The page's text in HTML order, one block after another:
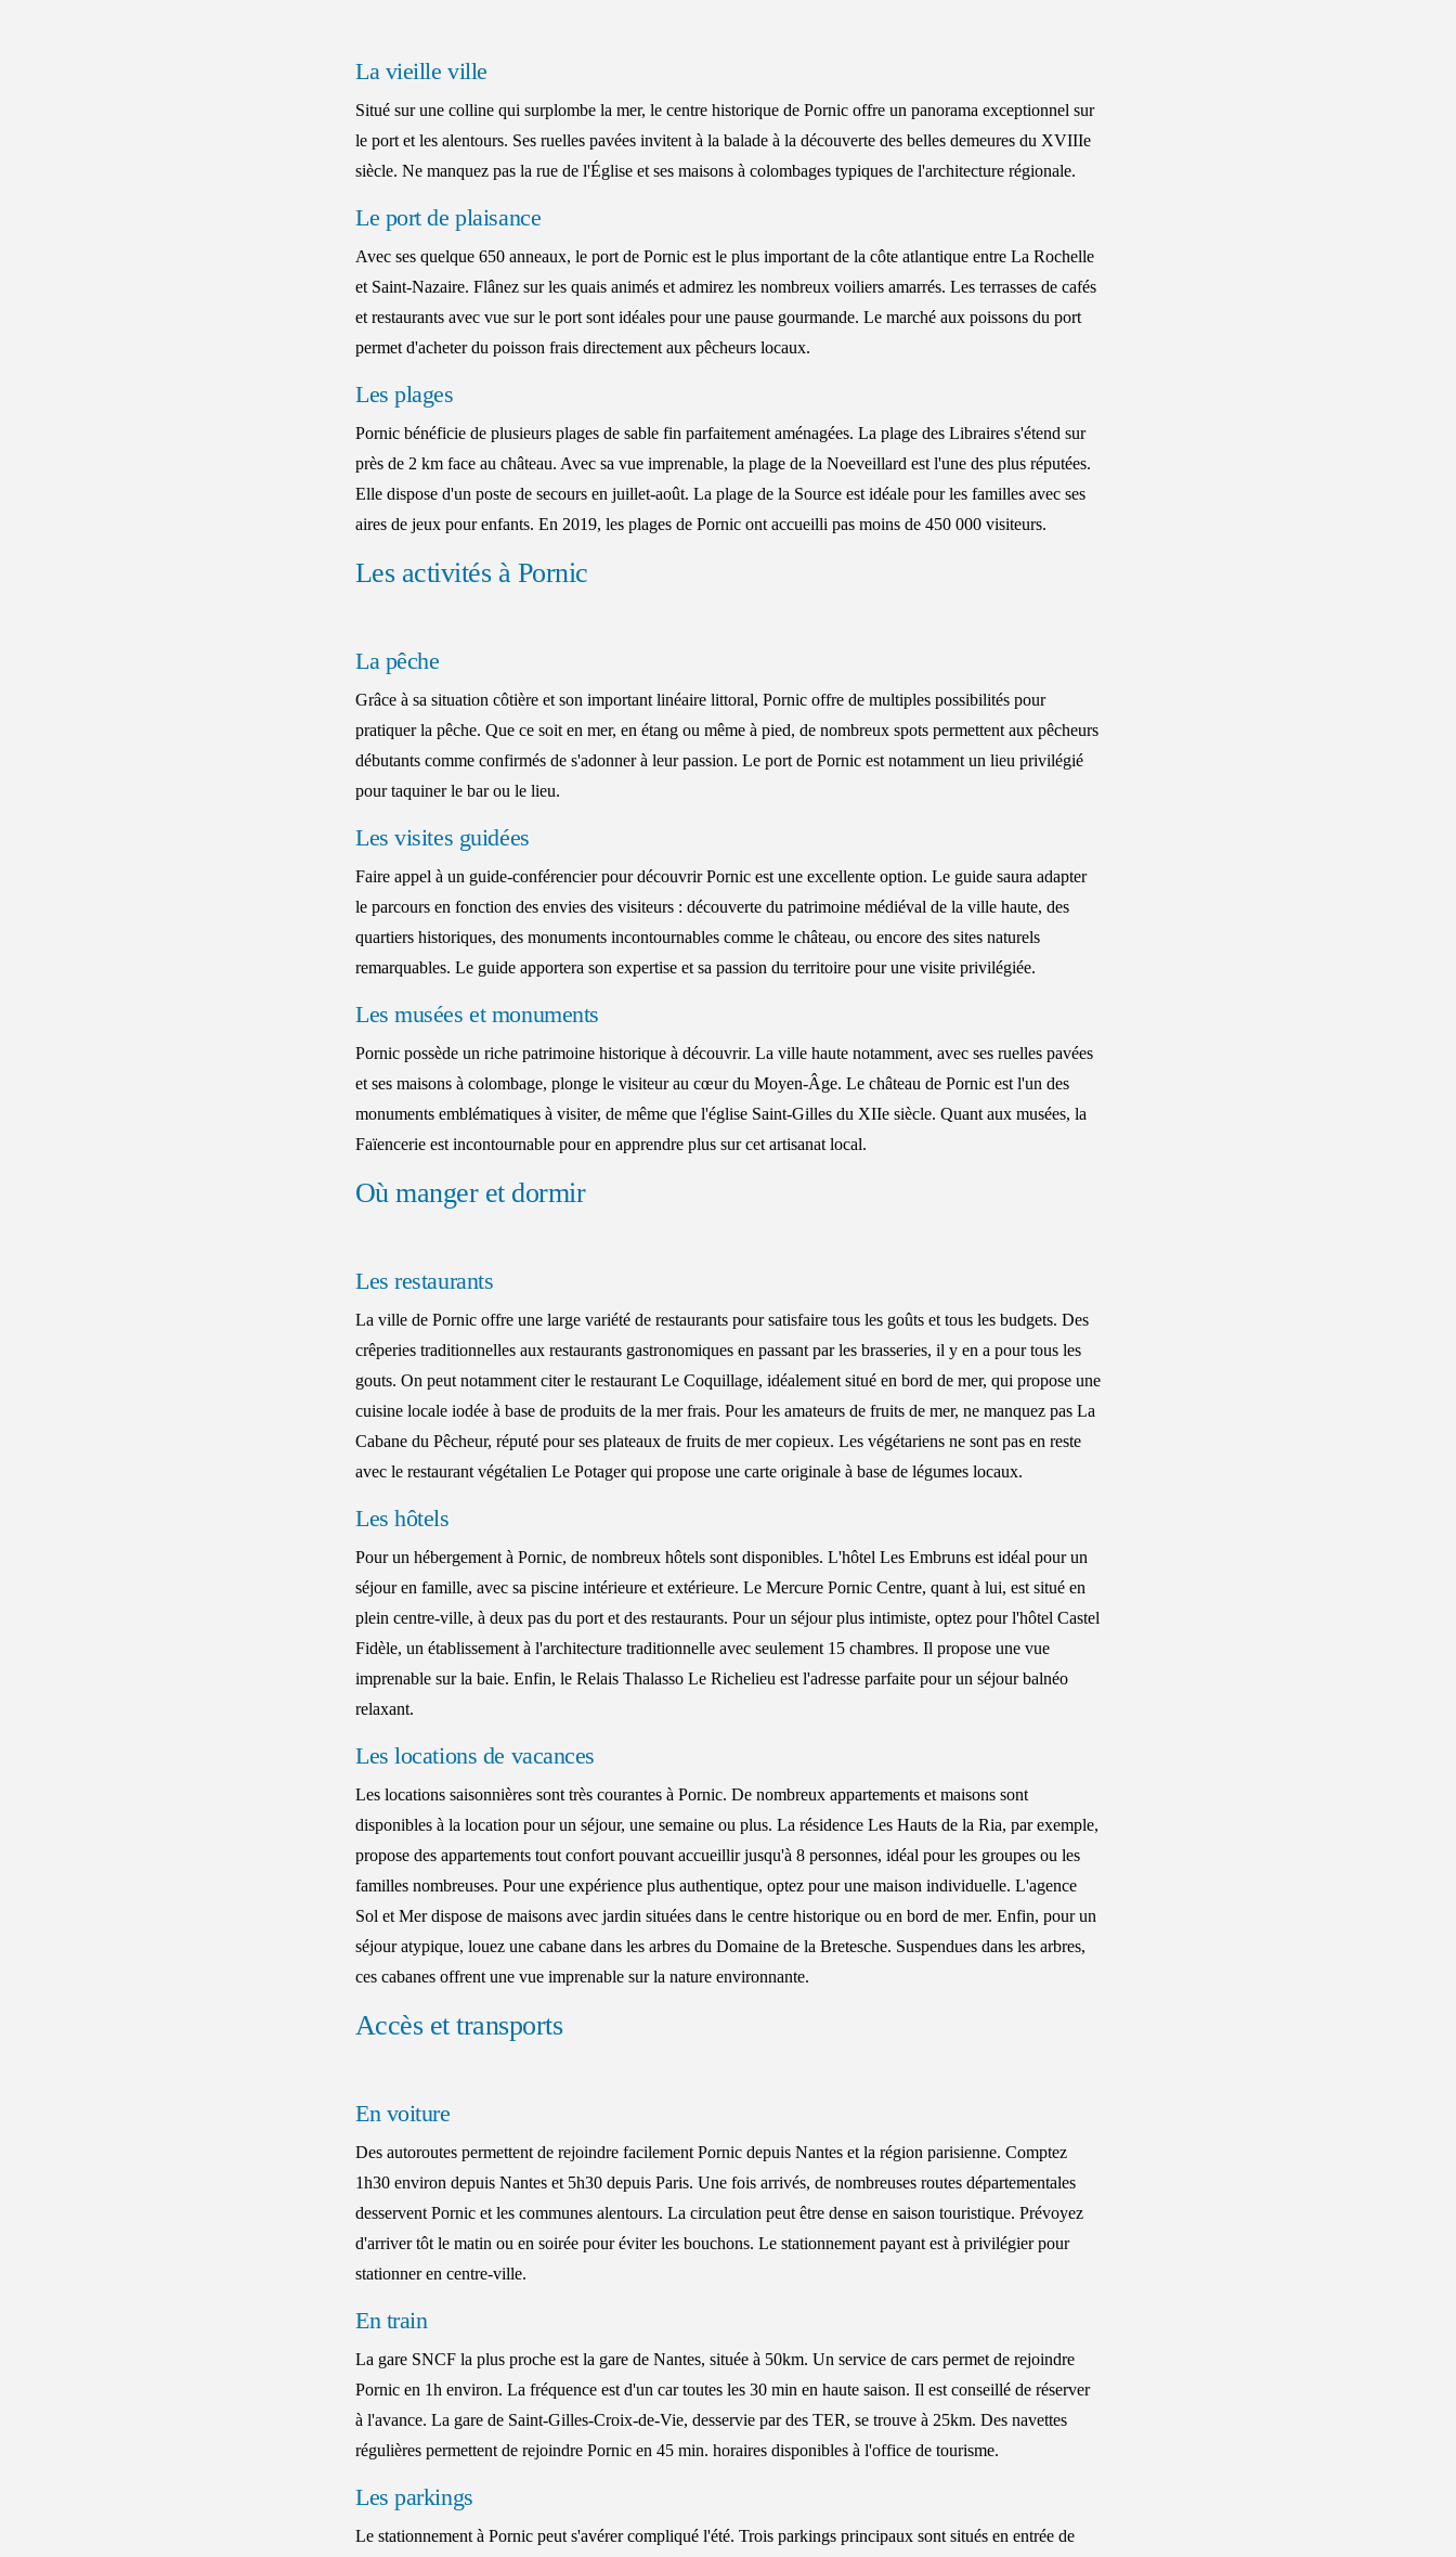
La vieille ville
Situé sur une colline qui surplombe la mer, le centre historique de Pornic offre un panorama exceptionnel sur
le port et les alentours. Ses ruelles pavées invitent à la balade à la découverte des belles demeures du XVIIIe
siècle. Ne manquez pas la rue de l'Église et ses maisons à colombages typiques de l'architecture régionale.
Le port de plaisance
Avec ses quelque 650 anneaux, le port de Pornic est le plus important de la côte atlantique entre La Rochelle
et Saint-Nazaire. Flânez sur les quais animés et admirez les nombreux voiliers amarrés. Les terrasses de cafés
et restaurants avec vue sur le port sont idéales pour une pause gourmande. Le marché aux poissons du port
permet d'acheter du poisson frais directement aux pêcheurs locaux.
Les plages
Pornic bénéficie de plusieurs plages de sable fin parfaitement aménagées. La plage des Libraires s'étend sur
près de 2 km face au château. Avec sa vue imprenable, la plage de la Noeveillard est l'une des plus réputées.
Elle dispose d'un poste de secours en juillet-août. La plage de la Source est idéale pour les familles avec ses
aires de jeux pour enfants. En 2019, les plages de Pornic ont accueilli pas moins de 450 000 visiteurs.
Les activités à Pornic
La pêche
Grâce à sa situation côtière et son important linéaire littoral, Pornic offre de multiples possibilités pour
pratiquer la pêche. Que ce soit en mer, en étang ou même à pied, de nombreux spots permettent aux pêcheurs
débutants comme confirmés de s'adonner à leur passion. Le port de Pornic est notamment un lieu privilégié
pour taquiner le bar ou le lieu.
Les visites guidées
Faire appel à un guide-conférencier pour découvrir Pornic est une excellente option. Le guide saura adapter
le parcours en fonction des envies des visiteurs : découverte du patrimoine médiéval de la ville haute, des
quartiers historiques, des monuments incontournables comme le château, ou encore des sites naturels
remarquables. Le guide apportera son expertise et sa passion du territoire pour une visite privilégiée.
Les musées et monuments
Pornic possède un riche patrimoine historique à découvrir. La ville haute notamment, avec ses ruelles pavées
et ses maisons à colombage, plonge le visiteur au cœur du Moyen-Âge. Le château de Pornic est l'un des
monuments emblématiques à visiter, de même que l'église Saint-Gilles du XIIe siècle. Quant aux musées, la
Faïencerie est incontournable pour en apprendre plus sur cet artisanat local.
Où manger et dormir
Les restaurants
La ville de Pornic offre une large variété de restaurants pour satisfaire tous les goûts et tous les budgets. Des
crêperies traditionnelles aux restaurants gastronomiques en passant par les brasseries, il y en a pour tous les
gouts. On peut notamment citer le restaurant Le Coquillage, idéalement situé en bord de mer, qui propose une
cuisine locale iodée à base de produits de la mer frais. Pour les amateurs de fruits de mer, ne manquez pas La
Cabane du Pêcheur, réputé pour ses plateaux de fruits de mer copieux. Les végétariens ne sont pas en reste
avec le restaurant végétalien Le Potager qui propose une carte originale à base de légumes locaux.
Les hôtels
Pour un hébergement à Pornic, de nombreux hôtels sont disponibles. L'hôtel Les Embruns est idéal pour un
séjour en famille, avec sa piscine intérieure et extérieure. Le Mercure Pornic Centre, quant à lui, est situé en
plein centre-ville, à deux pas du port et des restaurants. Pour un séjour plus intimiste, optez pour l'hôtel Castel
Fidèle, un établissement à l'architecture traditionnelle avec seulement 15 chambres. Il propose une vue
imprenable sur la baie. Enfin, le Relais Thalasso Le Richelieu est l'adresse parfaite pour un séjour balnéo
relaxant.
Les locations de vacances
Les locations saisonnières sont très courantes à Pornic. De nombreux appartements et maisons sont
disponibles à la location pour un séjour, une semaine ou plus. La résidence Les Hauts de la Ria, par exemple,
propose des appartements tout confort pouvant accueillir jusqu'à 8 personnes, idéal pour les groupes ou les
familles nombreuses. Pour une expérience plus authentique, optez pour une maison individuelle. L'agence
Sol et Mer dispose de maisons avec jardin situées dans le centre historique ou en bord de mer. Enfin, pour un
séjour atypique, louez une cabane dans les arbres du Domaine de la Bretesche. Suspendues dans les arbres,
ces cabanes offrent une vue imprenable sur la nature environnante.
Accès et transports
En voiture
Des autoroutes permettent de rejoindre facilement Pornic depuis Nantes et la région parisienne. Comptez
1h30 environ depuis Nantes et 5h30 depuis Paris. Une fois arrivés, de nombreuses routes départementales
desservent Pornic et les communes alentours. La circulation peut être dense en saison touristique. Prévoyez
d'arriver tôt le matin ou en soirée pour éviter les bouchons. Le stationnement payant est à privilégier pour
stationner en centre-ville.
En train
La gare SNCF la plus proche est la gare de Nantes, située à 50km. Un service de cars permet de rejoindre
Pornic en 1h environ. La fréquence est d'un car toutes les 30 min en haute saison. Il est conseillé de réserver
à l'avance. La gare de Saint-Gilles-Croix-de-Vie, desservie par des TER, se trouve à 25km. Des navettes
régulières permettent de rejoindre Pornic en 45 min. horaires disponibles à l'office de tourisme.
Les parkings
Le stationnement à Pornic peut s'avérer compliqué l'été. Trois parkings principaux sont situés en entrée de